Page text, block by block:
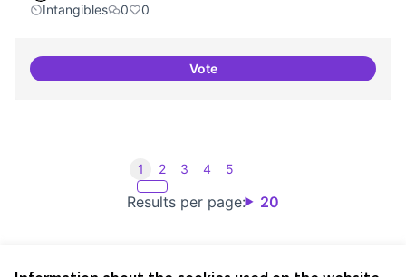
Intangibles
0 0
VotePunt de defensa de Drets Digitals
Results per page: 20
1 2 3 4 5